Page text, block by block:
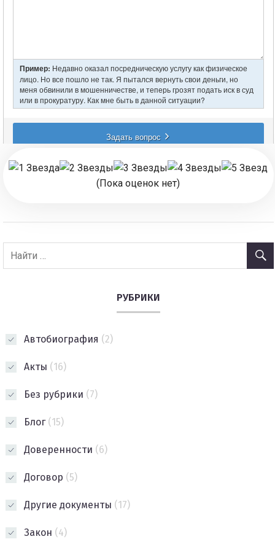
(Пока оценок нет)
РУБРИКИ
Автобиография (2)
Акты (16)
Без рубрики (7)
Блог(15)
Доверенности (6)
Договор (5)
Другие документы (17)
Закон (4)